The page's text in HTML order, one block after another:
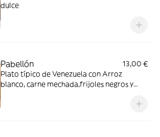
dulce
Pabellón
13,00 €
Plato típico de Venezuela con Arroz
blanco, carne mechada,frijoles negros y